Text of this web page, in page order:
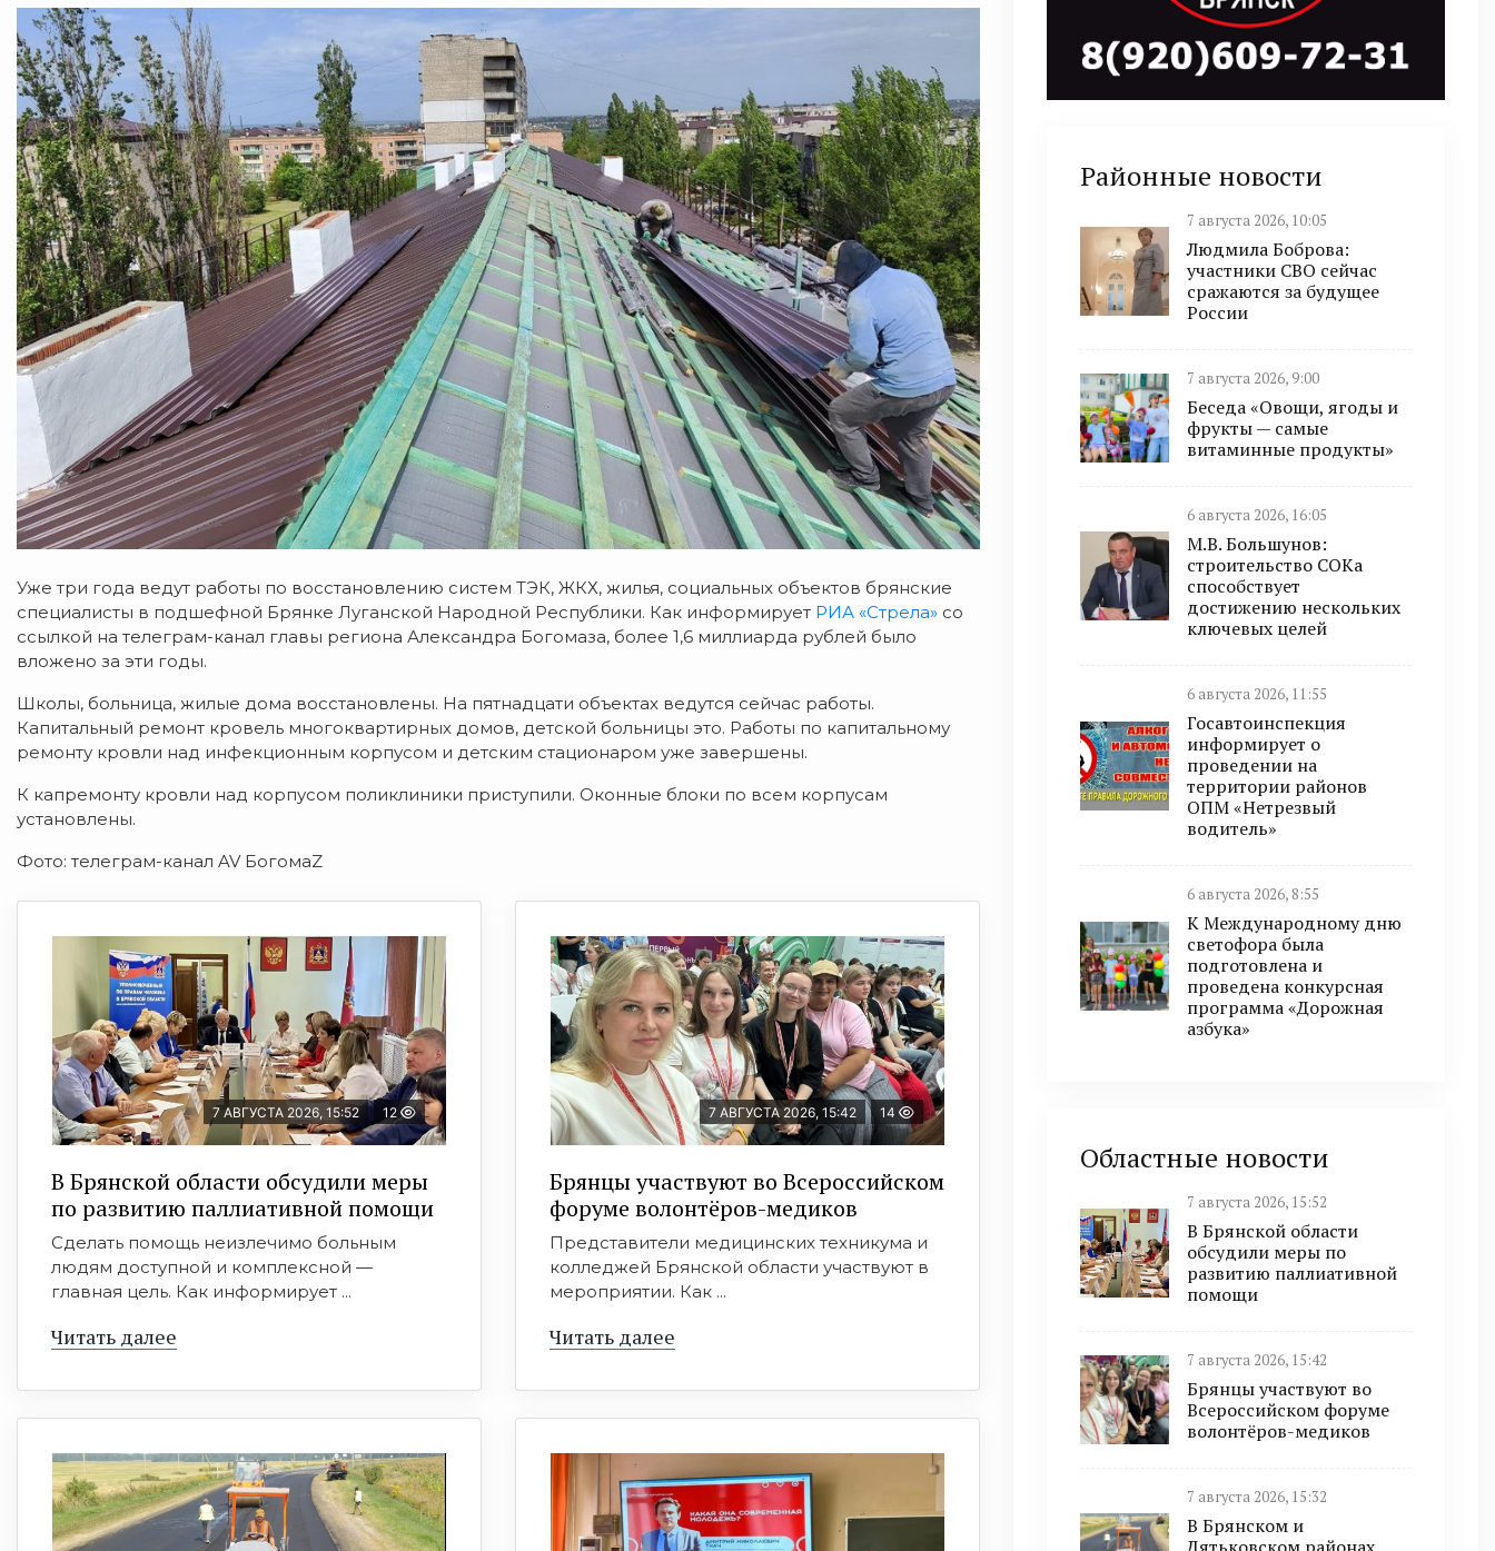
Уже три года ведут работы по восстановлению систем ТЭК, ЖКХ, жилья, социальных объектов брянские
специалисты в подшефной Брянке Луганской Народной Республики. Как информирует РИА «Стрела» со
ссылкой на телеграм-канал главы региона Александра Богомаза, более 1,6 миллиарда рублей было
вложено за эти годы.
Школы, больница, жилые дома восстановлены. На пятнадцати объектах ведутся сейчас работы.
Капитальный ремонт кровель многоквартирных домов, детской больницы это. Работы по капитальному
ремонту кровли над инфекционным корпусом и детским стационаром уже завершены.
К капремонту кровли над корпусом поликлиники приступили. Оконные блоки по всем корпусам
установлены.
Фото: телеграм-канал AV БогомаZ
7 АВГУСТА 2026, 15:52 12
В Брянской области обсудили меры
по развитию паллиативной помощи
Сделать помощь неизлечимо больным
людям доступной и комплексной —
главная цель. Как информирует ...
Читать далее
7 АВГУСТА 2026, 15:42 14
Брянцы участвуют во Всероссийском
форуме волонтёров-медиков
Представители медицинских техникума и
колледжей Брянской области участвуют в
мероприятии. Как ...
Читать далее
Районные новости
7 августа 2026, 10:05
Людмила Боброва:
участники СВО сейчас
сражаются за будущее
России
7 августа 2026, 9:00
Беседа «Овощи, ягоды и
фрукты — самые
витаминные продукты»
6 августа 2026, 16:05
М.В. Большунов:
строительство СОКа
способствует
достижению нескольких
ключевых целей
6 августа 2026, 11:55
Госавтоинспекция
информирует о
проведении на
территории районов
ОПМ «Нетрезвый
водитель»
6 августа 2026, 8:55
К Международному дню
светофора была
подготовлена и
проведена конкурсная
программа «Дорожная
азбука»
Областные новости
7 августа 2026, 15:52
В Брянской области
обсудили меры по
развитию паллиативной
помощи
7 августа 2026, 15:42
Брянцы участвуют во
Всероссийском форуме
волонтёров-медиков
7 августа 2026, 15:32
В Брянском и